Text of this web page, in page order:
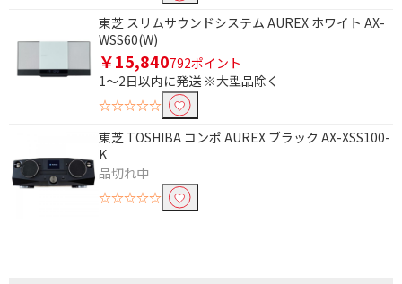
東芝 スリムサウンドシステム AUREX ホワイト AX-
WSS60(W)
￥15,840792ポイント
1～2日以内に発送 ※大型品除く
☆☆☆☆☆
東芝 TOSHIBA コンポ AUREX ブラック AX-XSS100-
K
品切れ中
☆☆☆☆☆